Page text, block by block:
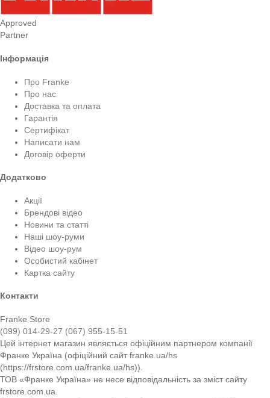
Approved
Partner
Інформація
Про Franke
Про нас
Доставка та оплата
Гарантія
Сертифікат
Написати нам
Договір оферти
Додатково
Акції
Брендові відео
Новини та статті
Наші шоу-руми
Відео шоу-рум
Особистий кабінет
Картка сайту
Контакти
Franke Store
(099) 014-29-27 (067) 955-15-51
Цей інтернет магазин являється офіційним партнером компанії
Франке Україна (офіційний сайт franke.ua/hs
(https://frstore.com.ua/franke.ua/hs)).
ТОВ «Франке Україна» не несе відповідальність за зміст сайту
frstore.com.ua.